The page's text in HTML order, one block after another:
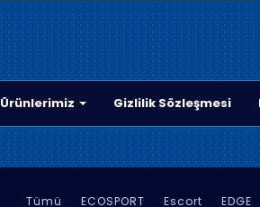
Ürünlerimiz Gizlilik Sözleşmesi
Tümü ECOSPORT Escort EDGE